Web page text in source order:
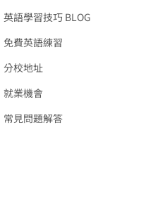
英語學習技巧 BLOG
免費英語練習
分校地址
就業機會
常見問題解答